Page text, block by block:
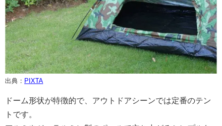
出典： PIXTA
ドーム形状が特徴的で、アウトドアシーンでは定番のテン
トです。